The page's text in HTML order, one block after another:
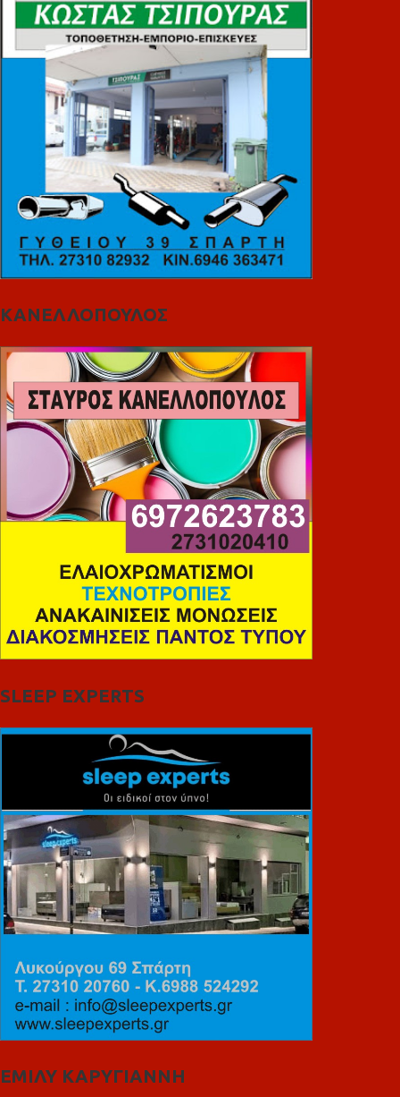
ΚΑΝΕΛΛΟΠΟΥΛΟΣ
SLEEP EXPERTS
ΕΜΙΛΥ ΚΑΡΥΓΙΑΝΝΗ